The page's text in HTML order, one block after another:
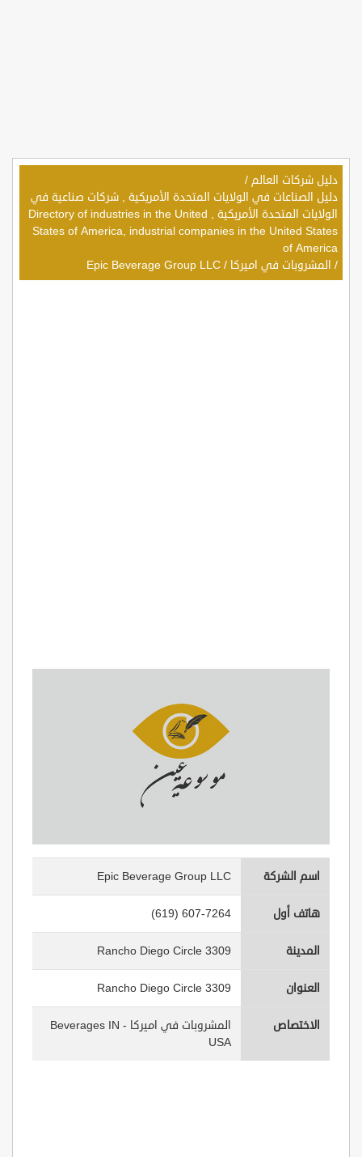
دليل شركات العالم /
دليل الصناعات في الولايات المتحدة الأمريكية , شركات صناعية في
الولايات المتحدة الأمريكية , Directory of industries in the United
States of America, industrial companies in the United States
of America
/ المشروبات في اميركا /
Epic Beverage Group LLC
اسم الشركة Epic Beverage Group LLC
هاتف أول (619) 607-7264
المدينة 3309 Rancho Diego Circle
العنوان 3309 Rancho Diego Circle
الاختصاص
المشروبات في اميركا - Beverages IN
USA